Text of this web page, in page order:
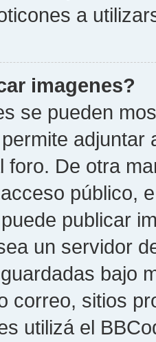
a
imagenes?
se pueden
foro. De otra
público,
publicar
un servidor
bajo
correo, sitios
utilizá el